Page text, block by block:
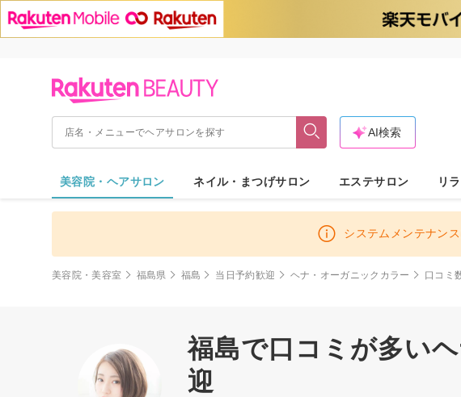
AI検索
美容院・ヘアサロン ネイル・まつげサロン エステサロン リ
システムメンテナン
美容院・美容室 福島県 福島 当日予約歓迎 ヘナ・オーガニックカラー 口コミ
福島で口コミが多い
迎